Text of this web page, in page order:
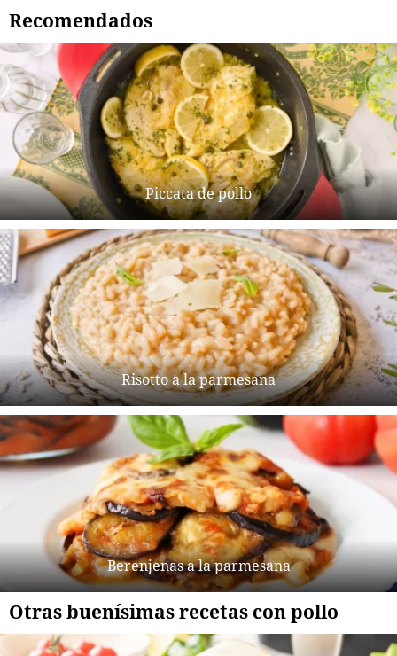
Recomendados
Piccata de pollo
Risotto a la parmesana
Berenjenas a la parmesana
Otras buenísimas recetas con pollo